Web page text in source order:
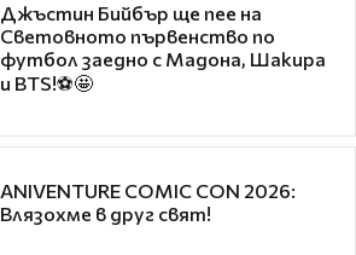
Джъстин Бийбър ще пее на
Световното първенство по
футбол заедно с Мадона, Шакира
и BTS!⚽🤩
ANIVENTURE COMIC CON 2026:
Влязохме в друг свят!